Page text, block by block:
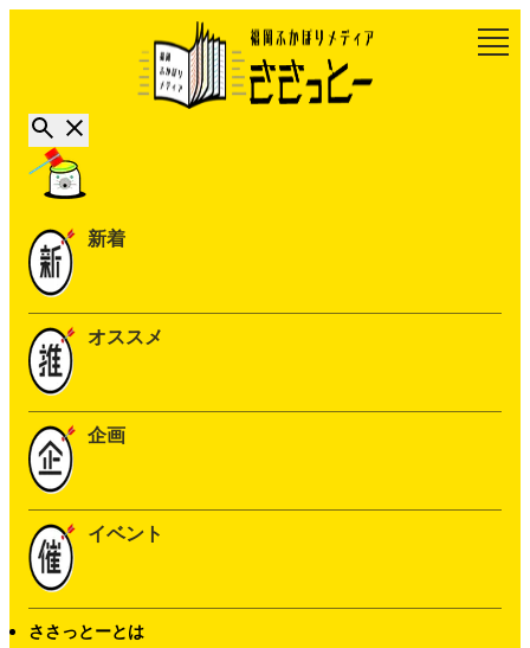
新着
オススメ
企画
イベント
ささっとーとは